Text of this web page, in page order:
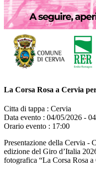
La Corsa Rosa a Cervia
Citta di tappa : Cervia
Data evento : 04/05/2026 -
Orario evento : 17:00
Presentazione della Cervia -
edizione del Giro d’Italia
fotografica “La Corsa Rosa